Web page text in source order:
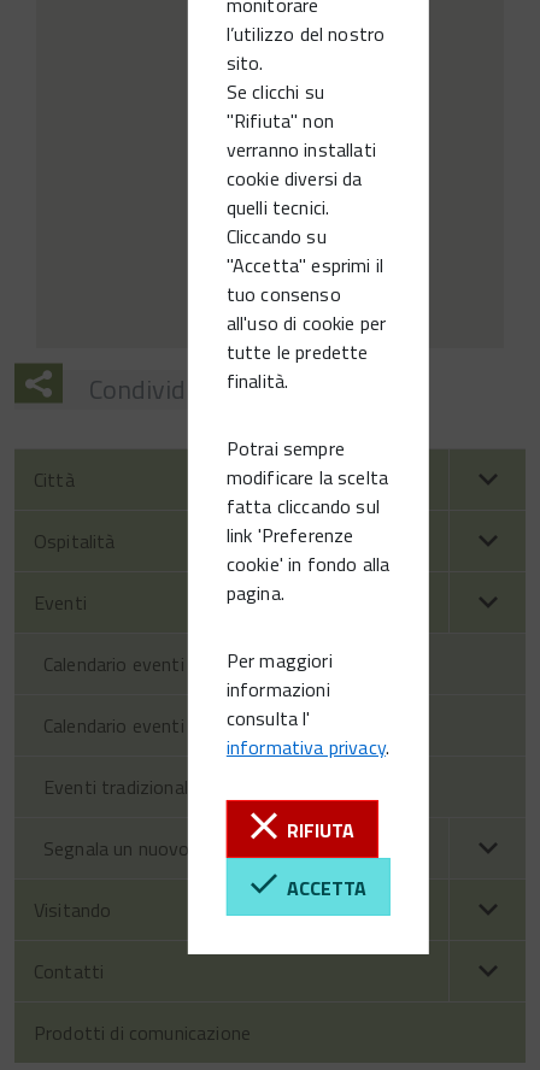
l’utilizzo del nostro
sito.
Se clicchi su
"Rifiuta" non
verranno installati
cookie diversi da
quelli tecnici.
Cliccando su
"Accetta" esprimi il
tuo consenso
all'uso di cookie per
tutte le predette
finalità.
Potrai sempre
modificare la scelta
fatta cliccando sul
link 'Preferenze
cookie' in fondo alla
pagina.
Per maggiori
informazioni
consulta l'
informativa privacy.
RIFIUTA
ACCETTA
Condividi
Città
Ospitalità
Eventi
Calendario eventi territorio
Calendario eventi Vittorio Veneto
Eventi tradizionali
Segnala un nuovo evento
Visitando
Contatti
Prodotti di comunicazione